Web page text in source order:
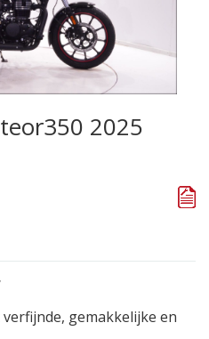
2025
gemakkelijke en